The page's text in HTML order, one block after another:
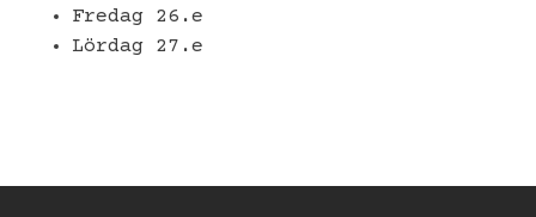
Fredag 26.e
Lördag 27.e